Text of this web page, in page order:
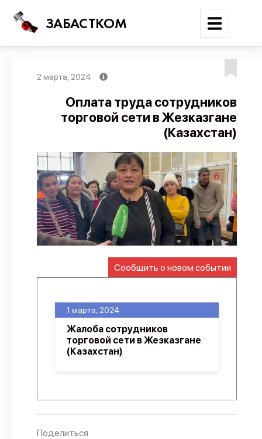
ЗАБАСТКОМ
Поиск
Карта событий
Трудовые конфликты
Отчеты
Предложить публикацию
Справочник
API
О проекте
2 марта, 2024
Оплата труда сотрудников
торговой сети в Жезказгане
(Казахстан)
Сообщить о новом событии
1 марта, 2024
Жалоба сотрудников
торговой сети в Жезказгане
(Казахстан)
Поделиться